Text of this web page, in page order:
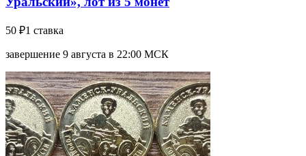
50 ₽1 ставка
завершение 9 августа в 22:00 МСК